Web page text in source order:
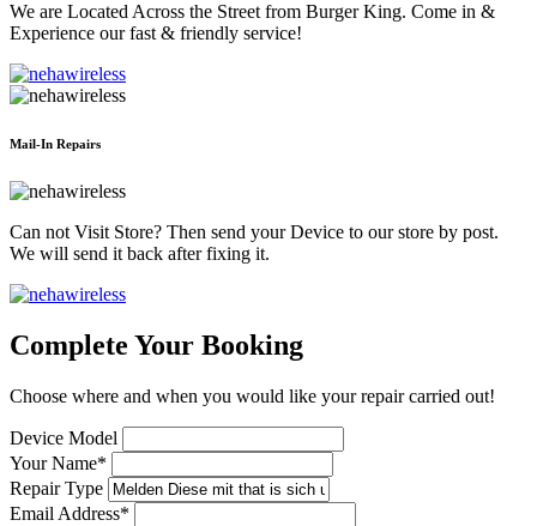
We are Located Across the Street from Burger King. Come in &
Experience our fast & friendly service!
Mail-In Repairs
Can not Visit Store? Then send your Device to our store by post.
We will send it back after fixing it.
Complete Your Booking
Choose where and when you would like your repair carried out!
Device Model
Your Name*
Repair Type
Email Address*